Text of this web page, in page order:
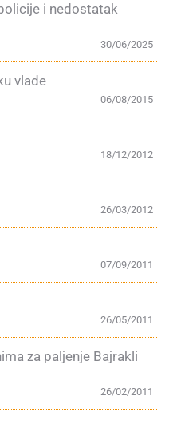
i nedostatak
30/06/2025
vlade
06/08/2015
18/12/2012
26/03/2012
07/09/2011
26/05/2011
za paljenje Bajrakli
26/02/2011